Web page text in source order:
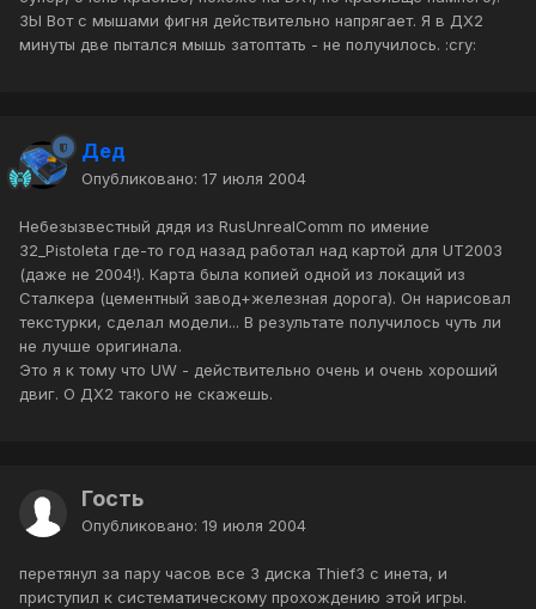
ЗЫ Вот с мышами фигня действительно напрягает. Я в ДХ2
минуты две пытался мышь затоптать - не получилось. :cry:
Дед
Опубликовано: 17 июля 2004
Небезызвестный дядя из RusUnrealComm по имение
32_Pistoleta где-то год назад работал над картой для UT2003
(даже не 2004!). Карта была копией одной из локаций из
Сталкера (цементный завод+железная дорога). Он нарисовал
текстурки, сделал модели... В результате получилось чуть ли
не лучше оригинала.
Это я к тому что UW - действительно очень и очень хороший
двиг. О ДХ2 такого не скажешь.
Гость
Опубликовано: 19 июля 2004
перетянул за пару часов все 3 диска Thief3 с инета, и
приступил к систематическому прохождению этой игры.